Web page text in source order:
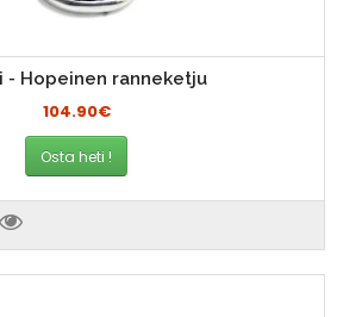
- Hopeinen ranneketju
104.90€
Osta heti !